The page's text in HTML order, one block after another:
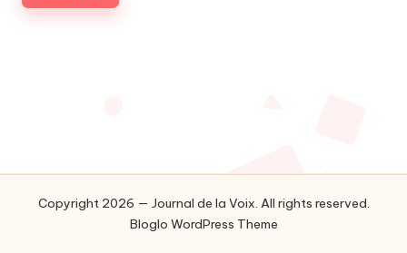
Copyright 2026 — Journal de la Voix. All rights reserved.
Bloglo WordPress Theme